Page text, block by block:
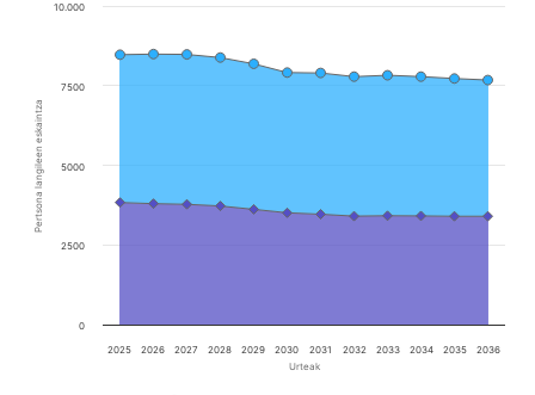
Urteak
Pertsona langileen eskaintza
2025 2026 2027 2028 2029 2030 2031 2032 2033 2034 2035 2036
0
2500
5000
7500
10.000